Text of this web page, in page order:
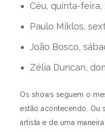
Céu, quinta-feira,
Paulo Miklos,
João Bosco,
Zélia Duncan,
Os shows seguem o
estão acontecendo. Ou
artista e de uma